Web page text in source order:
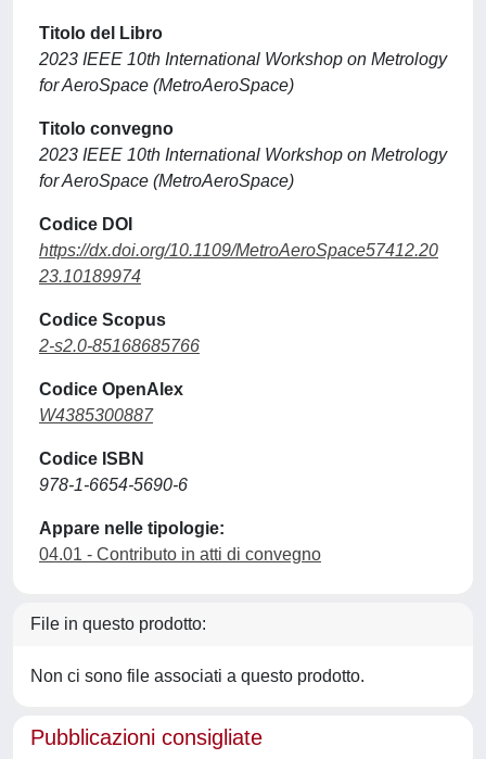
Titolo del Libro
2023 IEEE 10th International Workshop on Metrology
for AeroSpace (MetroAeroSpace)
Titolo convegno
2023 IEEE 10th International Workshop on Metrology
for AeroSpace (MetroAeroSpace)
Codice DOI
https://dx.doi.org/10.1109/MetroAeroSpace57412.20
23.10189974
Codice Scopus
2-s2.0-85168685766
Codice OpenAlex
W4385300887
Codice ISBN
978-1-6654-5690-6
Appare nelle tipologie:
04.01 - Contributo in atti di convegno
File in questo prodotto:
Non ci sono file associati a questo prodotto.
Pubblicazioni consigliate